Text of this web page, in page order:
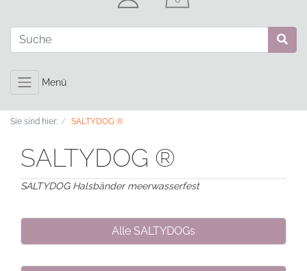
Menü
Sie sind hier: SALTYDOG ®
SALTYDOG ®
SALTYDOG Halsbänder meerwasserfest
Alle SALTYDOGs